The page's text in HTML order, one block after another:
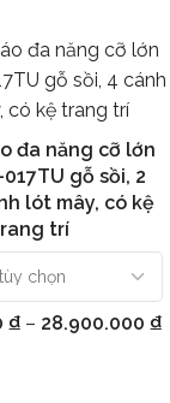
Chọn
đa năng cỡ lớn
gỗ sồi, 2
lót mây, có kệ
trí
₫ – 28.900.000 ₫